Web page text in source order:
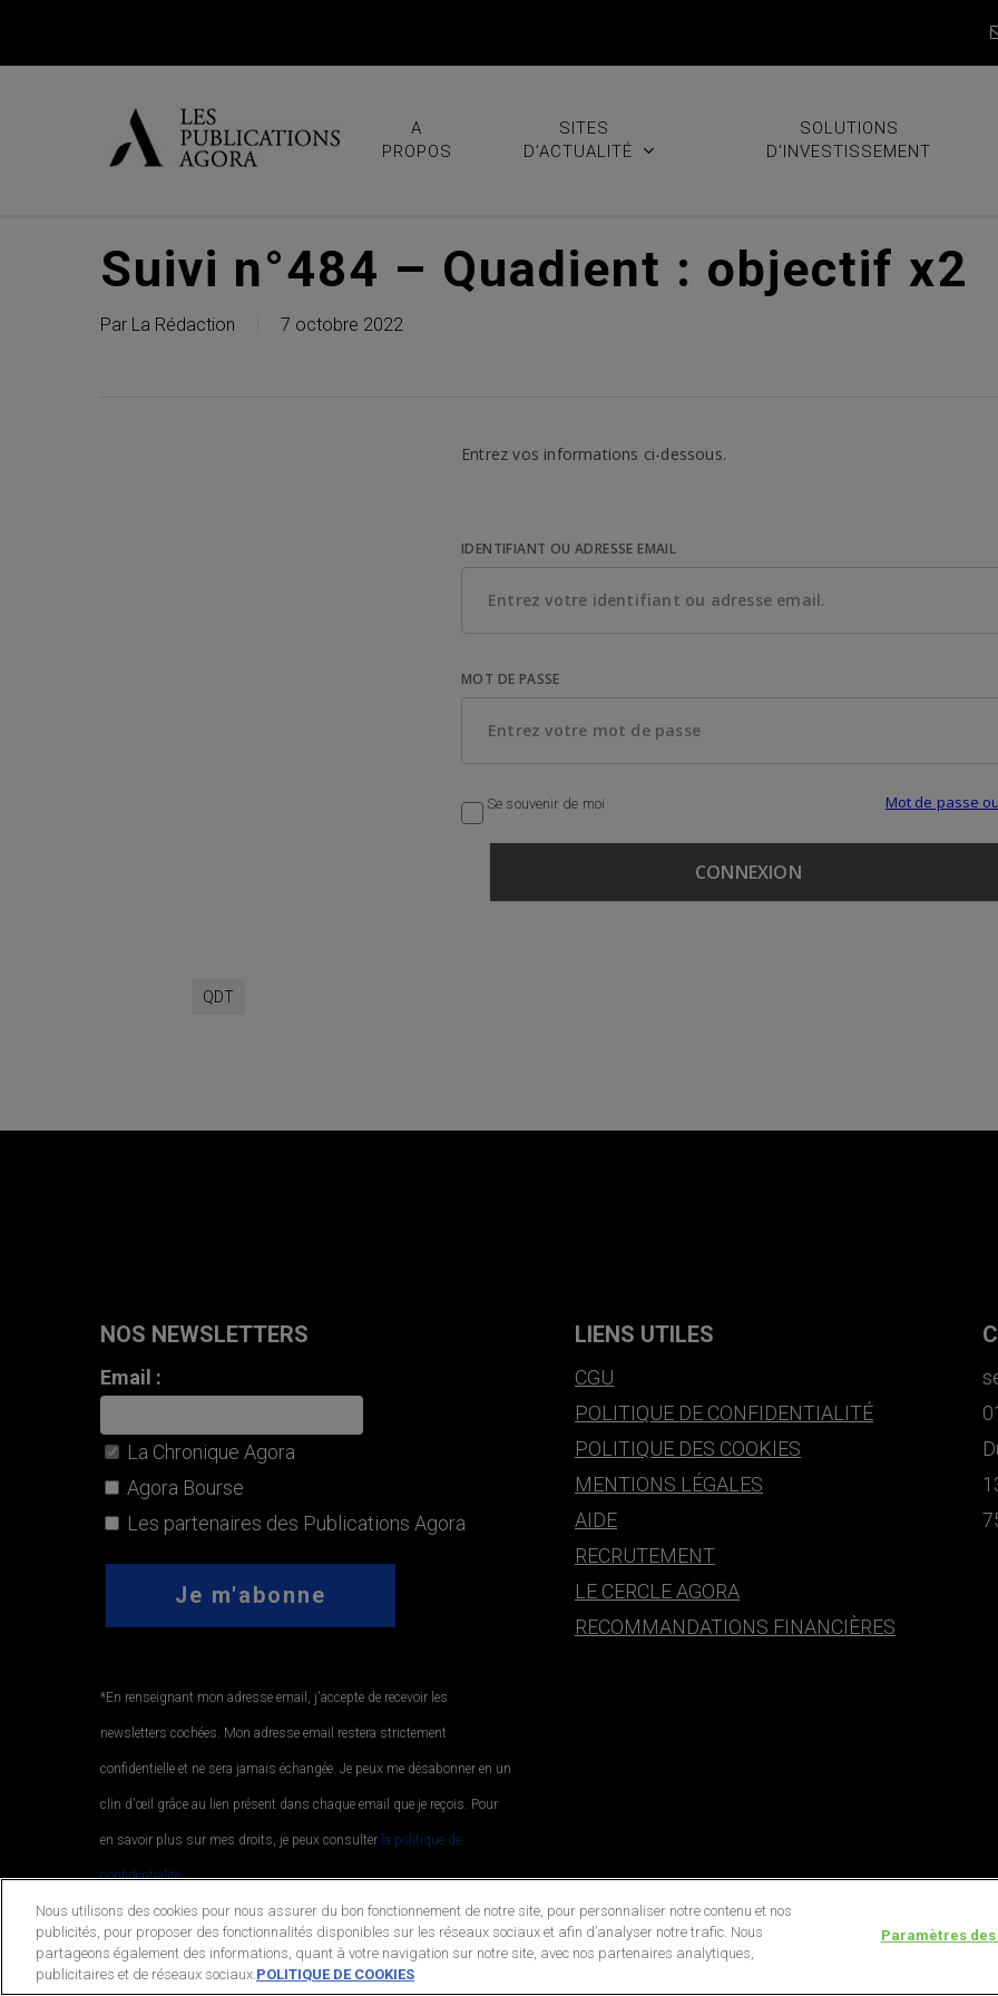
A
PROPOS
SITES
D’ACTUALITÉ
SOLUTIONS
D’INVESTISSEMENT
Suivi n°484 – Quadient : objectif x2
Par La Rédaction 7 octobre 2022
Entrez vos informations ci-dessous.
IDENTIFIANT OU ADRESSE EMAIL
MOT DE PASSE
Se souvenir de moi Mot de passe
QDT
NOS NEWSLETTERS
Email :
La Chronique Agora
Agora Bourse
Les partenaires des Publications Agora
*En renseignant mon adresse email, j'accepte de recevoir les
newsletters cochées. Mon adresse email restera strictement
confidentielle et ne sera jamais échangée. Je peux me désabonner en un
clin d'œil grâce au lien présent dans chaque email que je reçois. Pour
en savoir plus sur mes droits, je peux consulter la politique de
confidentialité..
LIENS UTILES
CGU
POLITIQUE DE CONFIDENTIALITÉ
POLITIQUE DES COOKIES
MENTIONS LÉGALES
AIDE
RECRUTEMENT
LE CERCLE AGORA
RECOMMANDATIONS FINANCIÈRES
© 2026 Publications Agora. All Rights Reserved.
Nous utilisons des cookies pour nous assurer du bon fonctionnement de notre site, pour personnaliser notre contenu et nos
publicités, pour proposer des fonctionnalités disponibles sur les réseaux sociaux et afin d’analyser notre trafic. Nous
partageons également des informations, quant à votre navigation sur notre site, avec nos partenaires analytiques,
publicitaires et de réseaux sociaux.POLITIQUE DE COOKIES
Paramètres